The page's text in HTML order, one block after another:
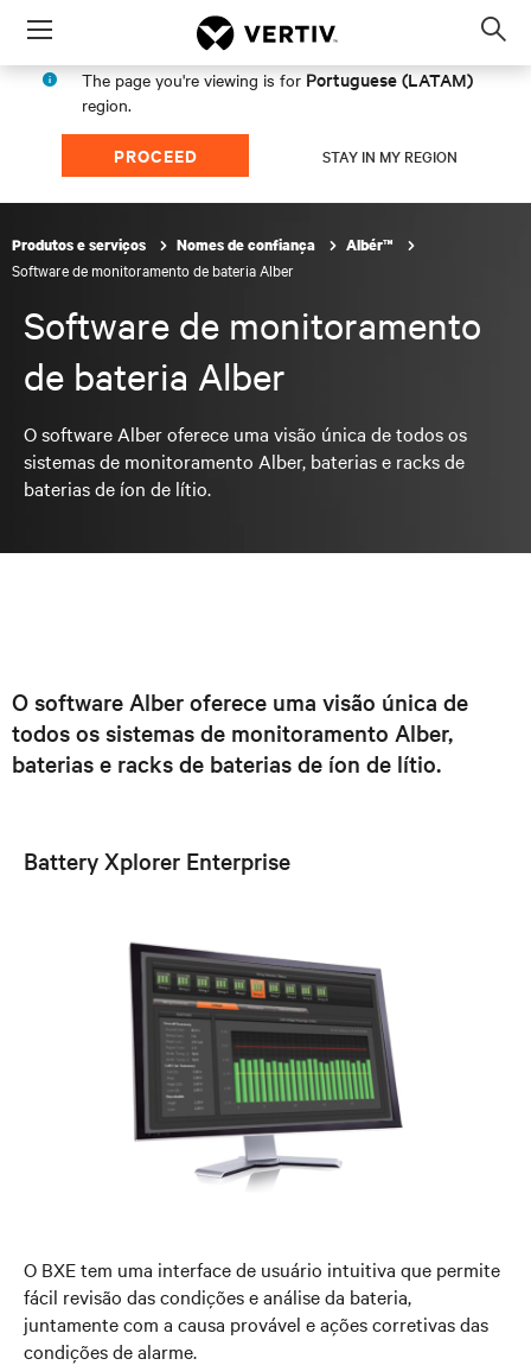
Menu
The page you're viewing is for Portuguese (LATAM)
region.
PROCEED STAY IN MY REGION
Produtos e serviços Nomes de confiança Albér™
Software de monitoramento de bateria Alber
Software de monitoramento
de bateria Alber
O software Alber oferece uma visão única de todos os
sistemas de monitoramento Alber, baterias e racks de
baterias de íon de lítio.
O software Alber oferece uma visão única de
todos os sistemas de monitoramento Alber,
baterias e racks de baterias de íon de lítio.
Battery Xplorer Enterprise
O BXE tem uma interface de usuário intuitiva que permite
fácil revisão das condições e análise da bateria,
juntamente com a causa provável e ações corretivas das
condições de alarme.